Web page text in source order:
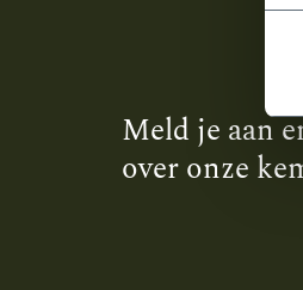
Meld je aan
over onze